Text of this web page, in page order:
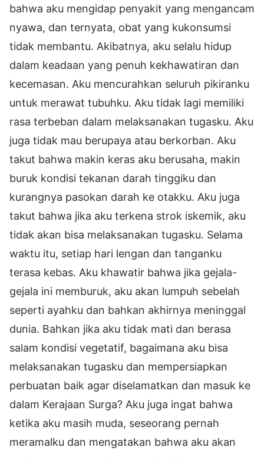
bahwa aku mengidap penyakit yang mengancam
nyawa, dan ternyata, obat yang kukonsumsi
tidak membantu. Akibatnya, aku selalu hidup
dalam keadaan yang penuh kekhawatiran dan
kecemasan. Aku mencurahkan seluruh pikiranku
untuk merawat tubuhku. Aku tidak lagi memiliki
rasa terbeban dalam melaksanakan tugasku. Aku
juga tidak mau berupaya atau berkorban. Aku
takut bahwa makin keras aku berusaha, makin
buruk kondisi tekanan darah tinggiku dan
kurangnya pasokan darah ke otakku. Aku juga
takut bahwa jika aku terkena strok iskemik, aku
tidak akan bisa melaksanakan tugasku. Selama
waktu itu, setiap hari lengan dan tanganku
terasa kebas. Aku khawatir bahwa jika gejala-
gejala ini memburuk, aku akan lumpuh sebelah
seperti ayahku dan bahkan akhirnya meninggal
dunia. Bahkan jika aku tidak mati dan berasa
salam kondisi vegetatif, bagaimana aku bisa
melaksanakan tugasku dan mempersiapkan
perbuatan baik agar diselamatkan dan masuk ke
dalam Kerajaan Surga? Aku juga ingat bahwa
ketika aku masih muda, seseorang pernah
meramalku dan mengatakan bahwa aku akan